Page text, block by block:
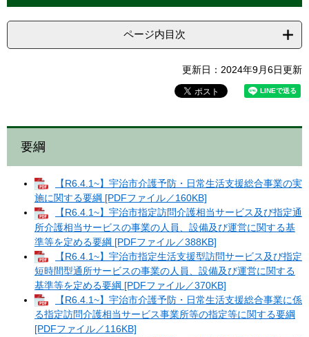
ページ内目次
更新日：2024年9月6日更新
要綱
【R6.4.1~】宇治市介護予防・日常生活支援総合事業の実
施に関する要綱 [PDFファイル／160KB]
【R6.4.1~】​宇治市指定訪問介護相当サービス及び指定通
所介護相当サービスの事業の人員、設備及び運営に関する基
準等を定める要綱 [PDFファイル／388KB]
【R6.4.1~】​宇治市指定生活支援型訪問サービス及び指定
短時間型通所サービスの事業の人員、設備及び運営に関する
基準等を定める要綱 [PDFファイル／370KB]
【R6.4.1~】​宇治市介護予防・日常生活支援総合事業に係
る指定訪問介護相当サービス事業所等の指定等に関する要綱
[PDFファイル／116KB]